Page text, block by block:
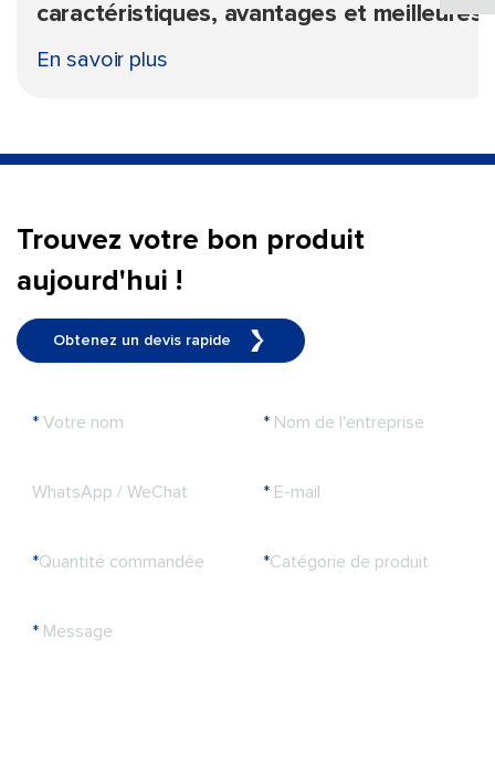
caractéristiques, avantages et meilleures
utilisations
En savoir plus
Trouvez votre bon produit
aujourd'hui !
Obtenez un devis rapide
* Votre nom * Nom de l'entreprise
WhatsApp / WeChat * E-mail
*Quantité commandée *Catégorie de produit
* Message